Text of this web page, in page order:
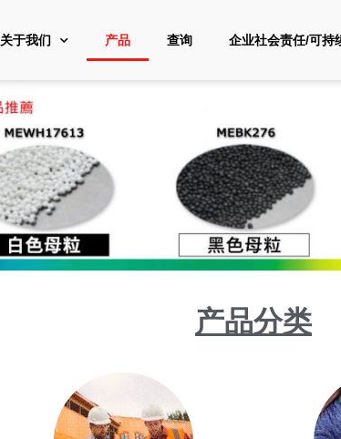
关于我们 产品 查询 企业社会责任/可持
产品分类